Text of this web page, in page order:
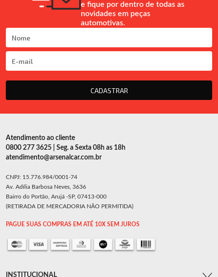
e fique por dentro de todas as
novidades em peças
automotivas.
CADASTRAR
Atendimento ao cliente
0800 277 3625 | Seg. a Sexta 08h as 18h
atendimento@arsenalcar.com.br
CNPJ: 15.776.984/0001-74
Av. Adília Barbosa Neves, 3636
Bairro do Portão, Arujá -SP, 07413-000
(RETIRADA DE MERCADORIA NÃO PERMITIDA)
PAGUE SUAS COMPRAS EM ATÉ 10X SEM JUROS
INSTITUCIONAL